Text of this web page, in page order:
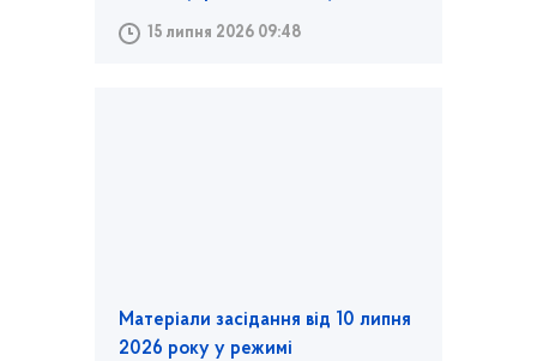
15 липня 2026 09:48
Матеріали засідання від 10 липня
2026 року у режимі